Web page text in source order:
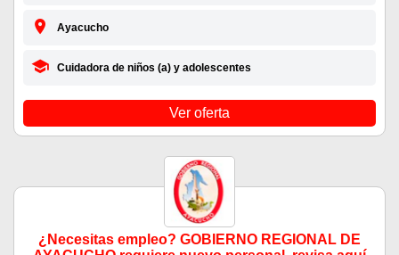
Ayacucho
Cuidadora de niños (a) y adolescentes
Ver oferta
¿Necesitas empleo? GOBIERNO REGIONAL DE